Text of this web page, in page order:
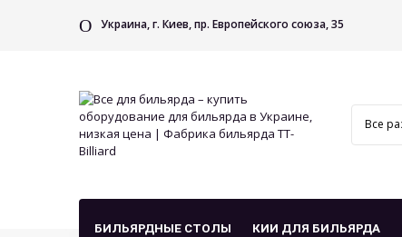
Украина, г. Киев, пр. Европейского союза, 35
БИЛЬЯРДНЫЕ СТОЛЫ КИИ ДЛЯ БИЛЬЯРДА